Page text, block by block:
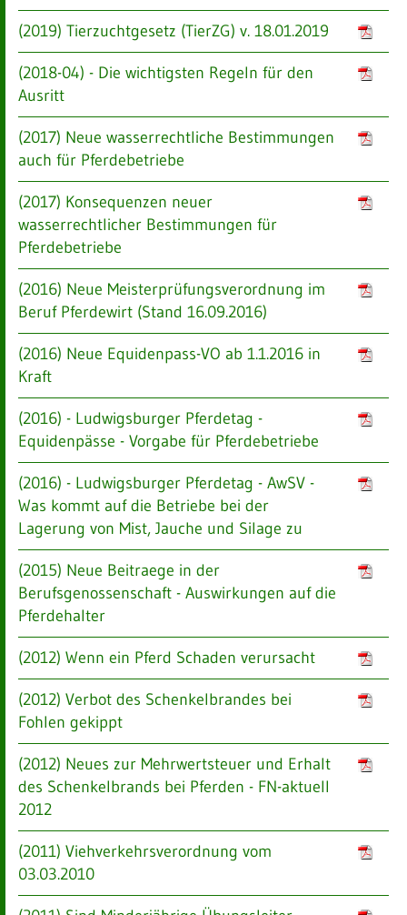
(2019) Tierzuchtgesetz (TierZG) v. 18.01.2019
(2018-04) - Die wichtigsten Regeln für den
Ausritt
(2017) Neue wasserrechtliche Bestimmungen
auch für Pferdebetriebe
(2017) Konsequenzen neuer
wasserrechtlicher Bestimmungen für
Pferdebetriebe
(2016) Neue Meisterprüfungsverordnung im
Beruf Pferdewirt (Stand 16.09.2016)
(2016) Neue Equidenpass-VO ab 1.1.2016 in
Kraft
(2016) - Ludwigsburger Pferdetag -
Equidenpässe - Vorgabe für Pferdebetriebe
(2016) - Ludwigsburger Pferdetag - AwSV -
Was kommt auf die Betriebe bei der
Lagerung von Mist, Jauche und Silage zu
(2015) Neue Beitraege in der
Berufsgenossenschaft - Auswirkungen auf die
Pferdehalter
(2012) Wenn ein Pferd Schaden verursacht
(2012) Verbot des Schenkelbrandes bei
Fohlen gekippt
(2012) Neues zur Mehrwertsteuer und Erhalt
des Schenkelbrands bei Pferden - FN-aktuell
2012
(2011) Viehverkehrsverordnung vom
03.03.2010